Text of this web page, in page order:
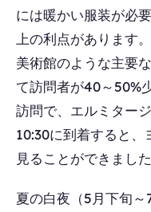
には暖かい服装が必
上の利点があります
美術館のような主要
て訪問者が40～50%
訪問で、エルミター
10:30に到着すると
見ることができました
夏の白夜（5月下旬